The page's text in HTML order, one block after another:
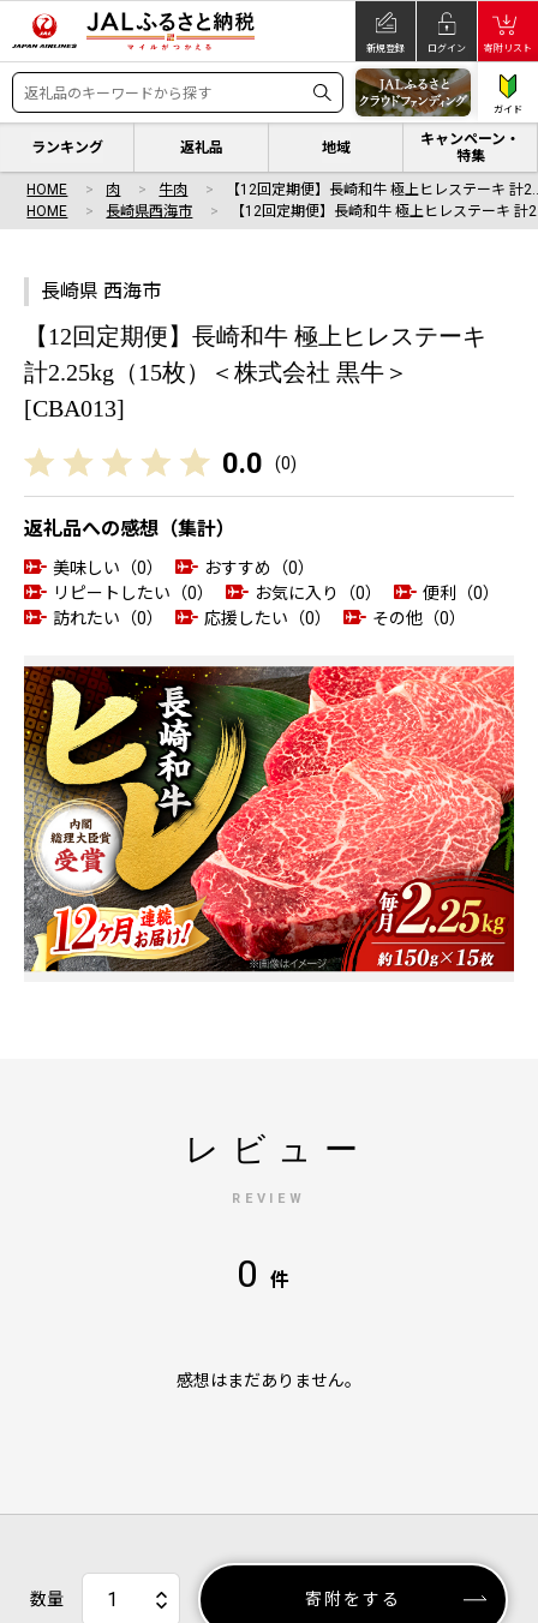
新規登録 ログイン 寄附リスト
ガイド
ランキング 返礼品 地域
キャンペーン・
特集
HOME 肉 牛肉
【12回定期便】長崎和牛 極上ヒレステーキ 計
HOME
長崎県西海市 【12回定期便】長崎和牛 極上ヒレステーキ 計
長崎県 西海市
【12回定期便】長崎和牛 極上ヒレステーキ
計2.25kg（15枚）＜株式会社 黒牛＞
[CBA013]
0.0 (0)
返礼品への感想（集計）
美味しい（0）
おすすめ（0）
リピートしたい（0）
お気に入り（0）
便利（0）
訪れたい（0）
応援したい（0） その他（0）
レビュー
REVIEW
0 件
感想はまだありません。
数量 寄附をする